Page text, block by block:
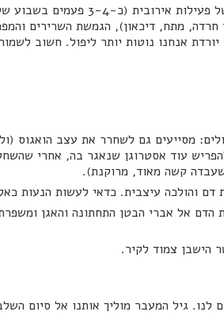
בטרום גיל המעבר ולקראת גיל
חרדה, מתח, דיכאון), הגמשת השרירים
אנחנו נוטות יותר ליפול. חשוב
מסייעים גם לשחרר את עצב הואגוס
קשה מאוד, מרוקנת).
דם והולכה עיצבית. כדאי לעשות הנעות
הדם אל אברי הבטן התחתונה והאגן
הישבן צמוד לקיר.
גיל המעבר מוליך אותנו אל סיום